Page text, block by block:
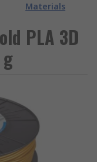
Materials
PLA 3D